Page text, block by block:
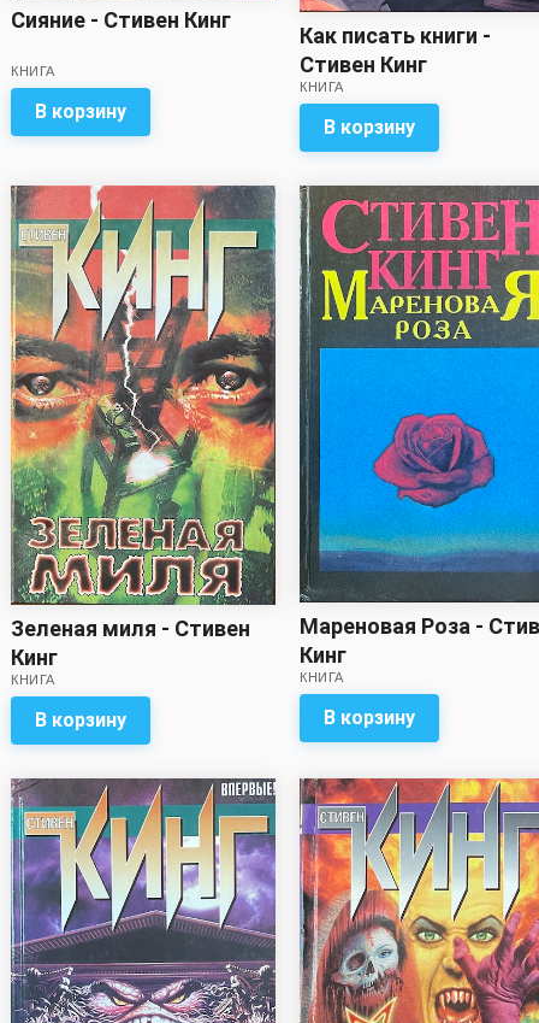
Сияние - Стивен Кинг
КНИГА
В корзину
Как писать книги -
Стивен Кинг
КНИГА
В корзину
Зеленая миля - Стивен
Кинг
КНИГА
В корзину
Мареновая Роза -
Кинг
КНИГА
В корзину